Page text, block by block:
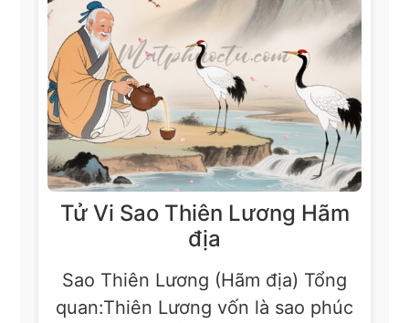
Tử Vi Sao Thiên Lương Hãm
địa
Sao Thiên Lương (Hãm địa) Tổng
quan:Thiên Lương vốn là sao phúc